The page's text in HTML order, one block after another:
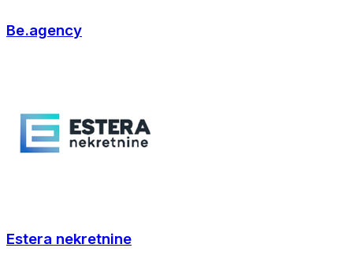
Be.agency
Estera nekretnine